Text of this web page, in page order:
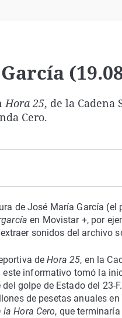
Hora 25, de la Cadena
Cero.
de José María García (el
en Movistar +, por
sonidos del archivo
deHora 25, en la
este informativo tomó la
golpe de Estado del 23-
de pesetas anuales en
la Hora Cero, que